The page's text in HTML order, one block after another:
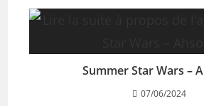
Summer Star Wars –
07/06/2024